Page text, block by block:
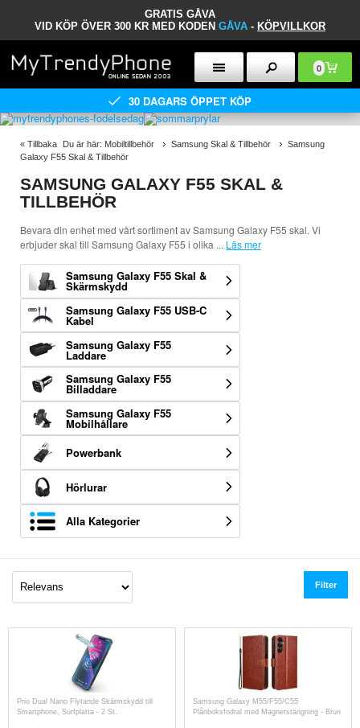
GRATIS GÅVA
VID KÖP ÖVER 300 KR MED KODEN GÅVA - KÖPVILLKOR
0
30 DAGARS ÖPPET KÖP
« Tillbaka Du är här: Mobiltillbehör Samsung Skal & Tillbehör
Samsung
Galaxy F55 Skal & Tillbehör
SAMSUNG GALAXY F55 SKAL &
TILLBEHÖR
Bevara din enhet med vårt sortiment av Samsung Galaxy F55 skal. Vi
erbjuder skal till Samsung Galaxy F55 i olika ... Läs mer
Samsung Galaxy F55 Skal &
Skärmskydd
Samsung Galaxy F55 USB-C
Kabel
Samsung Galaxy F55
Laddare
Samsung Galaxy F55
Billaddare
Samsung Galaxy F55
Mobilhållare
Powerbank
Hörlurar
Alla Kategorier
Filter
Prio Dual Nano Flytande Skärmskydd till
Smartphone, Surfplatta - 2 St.
Samsung Galaxy M55/F55/C55
Plånboksfodral med Magnetstängning - Brun